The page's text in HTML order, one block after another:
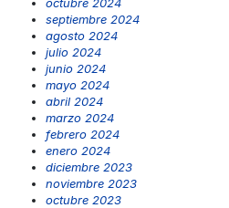
septiembre 2024
agosto 2024
julio 2024
junio 2024
mayo 2024
abril 2024
marzo 2024
febrero 2024
enero 2024
diciembre 2023
noviembre 2023
octubre 2023